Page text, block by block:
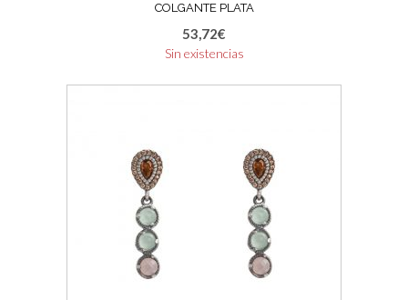
COLGANTE PLATA
53,72€
Sin existencias